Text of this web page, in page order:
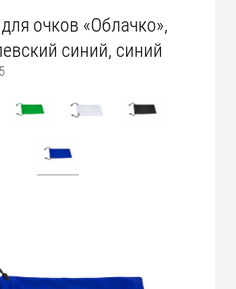
очков «Облачко»,
синий, синий